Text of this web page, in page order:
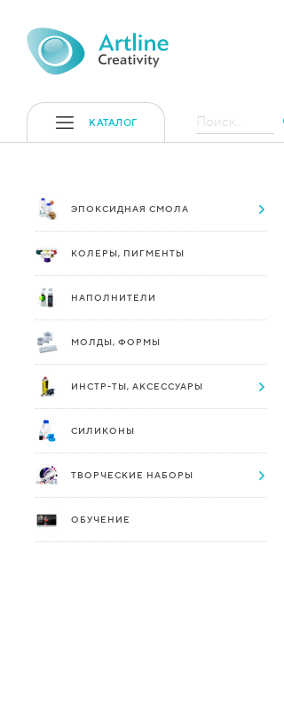
КАТАЛОГ Поиск...
ЭПОКСИДНАЯ СМОЛА
КОЛЕРЫ, ПИГМЕНТЫ
НАПОЛНИТЕЛИ
МОЛДЫ, ФОРМЫ
ИНСТР-ТЫ, АКСЕССУАРЫ
СИЛИКОНЫ
ТВОРЧЕСКИЕ НАБОРЫ
ОБУЧЕНИЕ